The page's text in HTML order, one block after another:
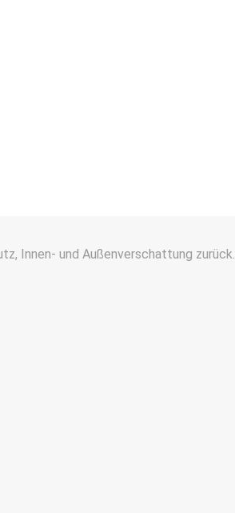
Innen- und Außenverschattung zurück.